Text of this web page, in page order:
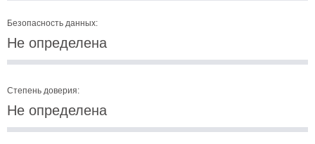
Безопасность данных:
Не определена
Степень доверия:
Не определена